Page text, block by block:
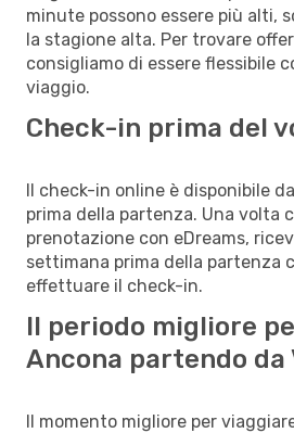
minute possono essere più alti,
la stagione alta. Per trovare
consigliamo di essere flessibile
viaggio.
Check-in prima del
Il check-in online è disponibile
prima della partenza. Una volta
prenotazione con eDreams,
settimana prima della partenza
effettuare il check-in.
Il periodo migliore
Ancona partendo da
Il momento migliore per